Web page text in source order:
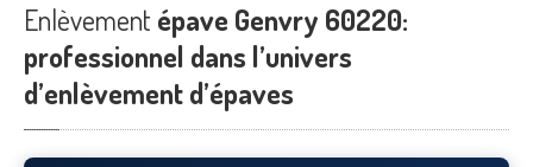
Recyclagevoiture usagée gratuit
Destruction de voiture agréé
EpavisteGratuit
Rachatvoiture accidentée
Enlèvement épave Genvry 60220:
professionnel dans l’univers
d’enlèvement d’épaves